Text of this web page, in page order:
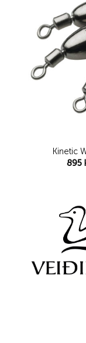
Kinetic
895